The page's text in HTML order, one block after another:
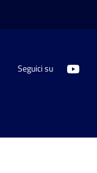
Seguici su